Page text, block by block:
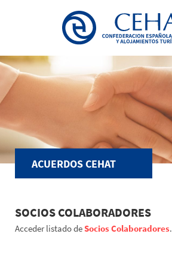
principal
ACUERDOS CEHAT
SOCIOS COLABORADORES
Acceder listado deSocios Colaboradores.